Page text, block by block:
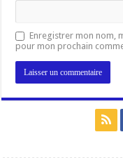
Enregistrer mon nom,
pour mon prochain